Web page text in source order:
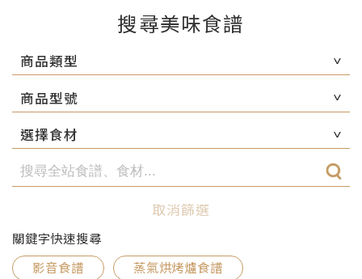
搜尋美味食譜
商品類型
商品型號
選擇食材
取消篩選
關鍵字快速搜尋
影音食譜
蒸氣烘烤爐食譜